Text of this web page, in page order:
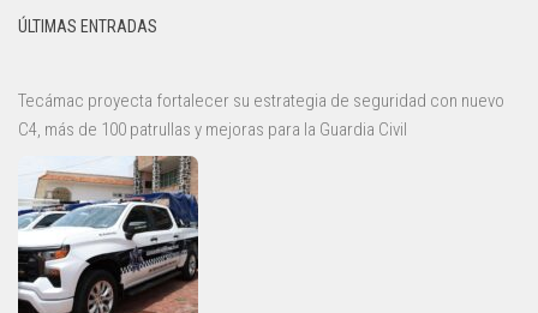
ÚLTIMAS ENTRADAS
Tecámac proyecta fortalecer su estrategia de seguridad con nuevo
C4, más de 100 patrullas y mejoras para la Guardia Civil